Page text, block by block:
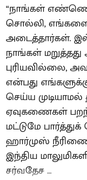
“நாங்கள்
சொல்லி,
அடைத்தார்கள்.
நாங்கள்
புரியவில்லை,
என்பது
செய்ய
ஏவுகணைகள்
மட்டுமே
ஹார்முஸ்
இந்திய
சர்வதேச ...